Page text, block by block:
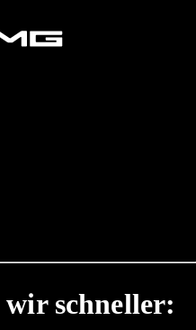
wir schneller: